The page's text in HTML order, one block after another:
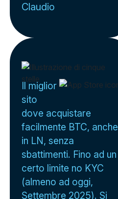
Claudio
Il miglior
sito
dove acquistare
facilmente BTC, anche
in LN, senza
sbattimenti. Fino ad un
certo limite no KYC
(almeno ad oggi,
Settembre 2025). Si